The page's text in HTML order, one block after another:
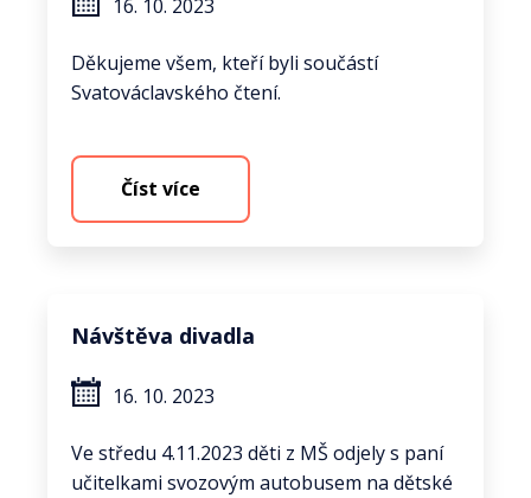
16. 10. 2023
Děkujeme všem, kteří byli součástí
Svatováclavského čtení.
Číst více
Návštěva divadla
16. 10. 2023
Ve středu 4.11.2023 děti z MŠ odjely s paní
učitelkami svozovým autobusem na dětské